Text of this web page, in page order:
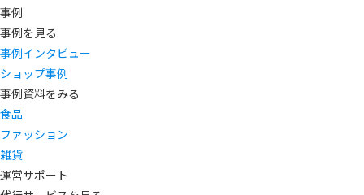
事例
事例を見る
事例インタビュー
ショップ事例
事例資料をみる
食品
ファッション
雑貨
運営サポート